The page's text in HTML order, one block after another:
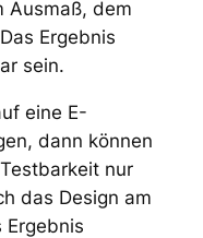
Ausmaß, dem
Ergebnis
sein.
eine E-
dann können
nur
das Design am
Ergebnis